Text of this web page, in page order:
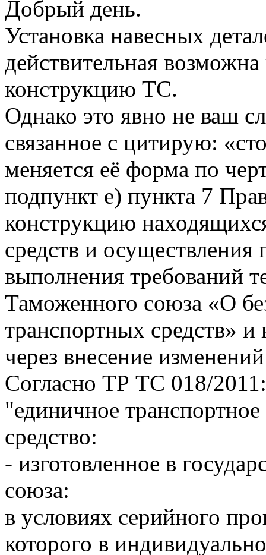
Добрый день.
Установка навесных
действительная
конструкцию ТС.
Однако это явно не ваш
связанное с цитирую:
меняется её форма по
подпункт е) пункта 7
конструкцию
средств и
выполнения требований
Таможенного союза «О
транспортных средств»
через внесение
Согласно ТР ТС 018/2011:
"единичное
средство:
- изготовленное в
союза:
в условиях серийного
которого в